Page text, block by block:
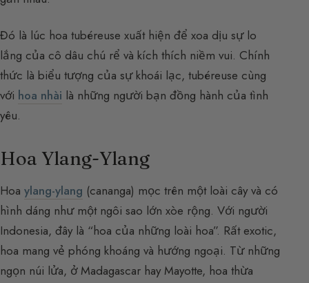
Đó là lúc hoa tubéreuse xuất hiện để xoa dịu sự lo
lắng của cô dâu chú rể và kích thích niềm vui. Chính
thức là biểu tượng của sự khoái lạc, tubéreuse cùng
với hoa nhài là những người bạn đồng hành của tình
yêu.
Hoa Ylang-Ylang
Hoa ylang-ylang (cananga) mọc trên một loài cây và có
hình dáng như một ngôi sao lớn xòe rộng. Với người
Indonesia, đây là “hoa của những loài hoa”. Rất exotic,
hoa mang vẻ phóng khoáng và hướng ngoại. Từ những
ngọn núi lửa, ở Madagascar hay Mayotte, hoa thừa